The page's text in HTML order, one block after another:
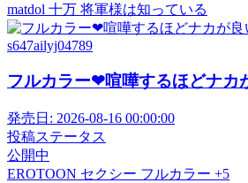
matdol 十万 将軍様は知っている
s647ailyj04789
フルカラー❤喧嘩するほどナカ
発売日: 2026-08-16 00:00:00
投稿ステータス
公開中
EROTOON セクシー フルカラー +5